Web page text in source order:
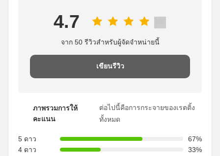
4.7
จาก 50 รีวิวสําหรับผู้จัดจําหน่ายนี้
เขียนรีวิว
ภาพรวมการให้
คะแนน
ต่อไปนี้คือการกระจายของเรตติ้ง
ทั้งหมด
5 ดาว
67%
4 ดาว
33%